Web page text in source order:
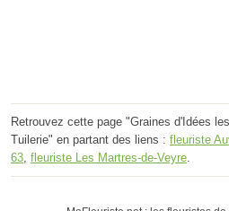
Retrouvez cette page "Graines d'Idées
Tuilerie" en partant des liens : fleuriste
63 fleuriste Les Martres-de-Veyre